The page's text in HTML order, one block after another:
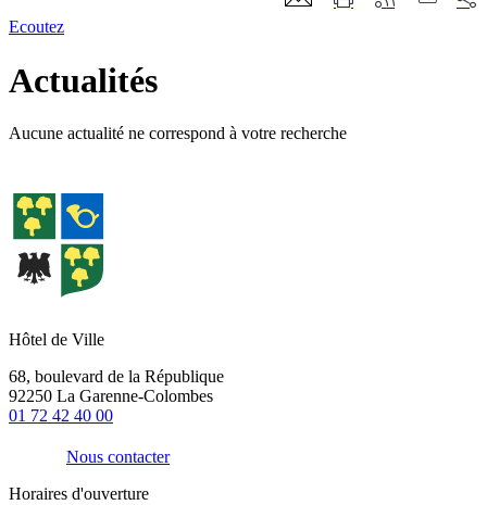
Ecoutez
Actualités
Aucune actualité ne correspond à votre recherche
Hôtel de Ville
68, boulevard de la République
92250 La Garenne-Colombes
01 72 42 40 00
Nous contacter
Horaires d'ouverture